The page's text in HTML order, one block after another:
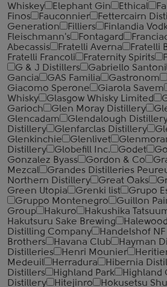
Whiskey
Elephant Gin Ethical
Finos
Fauconnier Fettercairn
Generation
Filliers
Finlandia
Fleischmann's
Fontagard
Abecassis
Fratelli Averna
Fratelli
Fratelli ‎Francoli
Fraternity Spirits
G & J Distillers
Gabriello Santoni
Gancia
GAS Familia Gastronom
Giacomo Sperone
Giarola Savem
Whisky
Glasgow Whisky Limited
Garioch
Glen Moray Distillery
Glencadam
Glendalough
Distillery
Glenfarclas Distillery
Glenkinchie
Glenlivet
Distillery
Globefill Inc. Godet
Gonzalez Byass
Gordon & Co
Mezcal
Grandes Distilleries
Northern Distillery
Great Oaks
Green Utopia
Grenki list Grupo
Gruppo Montenegro
Guillon
Group
Hakuro
Hakushika
Hakutsuru Sake Brewing
Halewood
Distilling Company
Handelshof NF
Brothers
Havana Club Hayman
Distilleries
Henri Mounier
Medeuil
Herradura Hibernia
Distillers
Highland Park Highland
Distillery
Hitejinro Hokusetsu